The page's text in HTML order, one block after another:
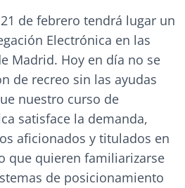
de febrero tendrá lugar un
Electrónica en las
Madrid. Hoy en día no se
de recreo sin las ayudas
nuestro curso de
satisface la demanda,
aficionados y titulados en
que quieren familiarizarse
de posicionamiento